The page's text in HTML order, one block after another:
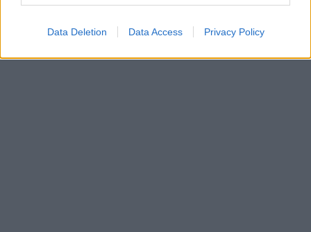
Data Deletion Data Access Privacy Policy